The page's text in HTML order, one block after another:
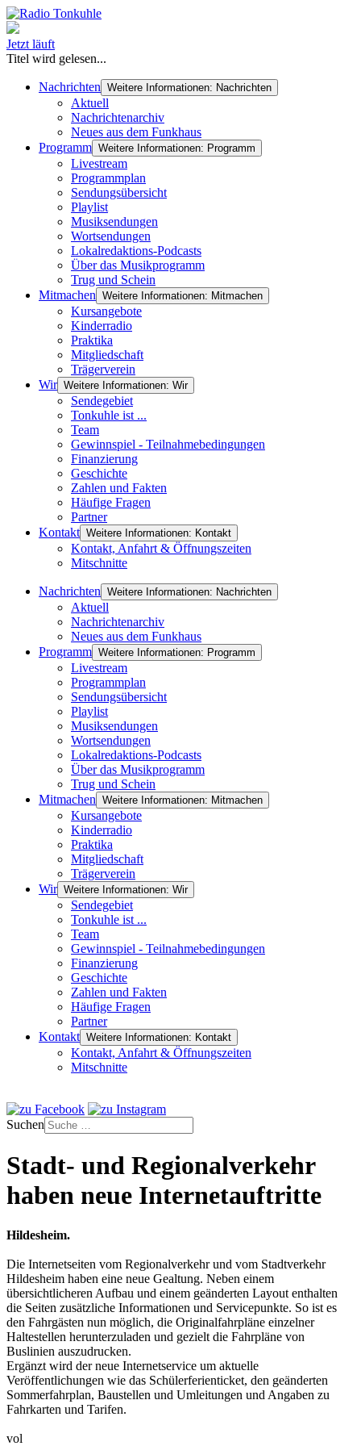
Jetzt läuft
Titel wird gelesen...
Nachrichten Weitere Informationen: Nachrichten
Aktuell
Nachrichtenarchiv
Neues aus dem Funkhaus
Programm Weitere Informationen: Programm
Livestream
Programmplan
Sendungsübersicht
Playlist
Musiksendungen
Wortsendungen
Lokalredaktions-Podcasts
Über das Musikprogramm
Trug und Schein
Mitmachen Weitere Informationen: Mitmachen
Kursangebote
Kinderradio
Praktika
Mitgliedschaft
Trägerverein
Wir Weitere Informationen: Wir
Sendegebiet
Tonkuhle ist ...
Team
Gewinnspiel - Teilnahmebedingungen
Finanzierung
Geschichte
Zahlen und Fakten
Häufige Fragen
Partner
Kontakt Weitere Informationen: Kontakt
Kontakt, Anfahrt & Öffnungszeiten
Mitschnitte
Nachrichten Weitere Informationen: Nachrichten
Aktuell
Nachrichtenarchiv
Neues aus dem Funkhaus
Programm Weitere Informationen: Programm
Livestream
Programmplan
Sendungsübersicht
Playlist
Musiksendungen
Wortsendungen
Lokalredaktions-Podcasts
Über das Musikprogramm
Trug und Schein
Mitmachen Weitere Informationen: Mitmachen
Kursangebote
Kinderradio
Praktika
Mitgliedschaft
Trägerverein
Wir Weitere Informationen: Wir
Sendegebiet
Tonkuhle ist ...
Team
Gewinnspiel - Teilnahmebedingungen
Finanzierung
Geschichte
Zahlen und Fakten
Häufige Fragen
Partner
Kontakt Weitere Informationen: Kontakt
Kontakt, Anfahrt & Öffnungszeiten
Mitschnitte
Suchen
Stadt- und Regionalverkehr
haben neue Internetauftritte
Hildesheim.
Die Internetseiten vom Regionalverkehr und vom Stadtverkehr
Hildesheim haben eine neue Gealtung. Neben einem
übersichtlicheren Aufbau und einem geänderten Layout enthalten
die Seiten zusätzliche Informationen und Servicepunkte. So ist es
den Fahrgästen nun möglich, die Originalfahrpläne einzelner
Haltestellen herunterzuladen und gezielt die Fahrpläne von
Buslinien auszudrucken.
Ergänzt wird der neue Internetservice um aktuelle
Veröffentlichungen wie das Schülerferienticket, den geänderten
Sommerfahrplan, Baustellen und Umleitungen und Angaben zu
Fahrkarten und Tarifen.
vol